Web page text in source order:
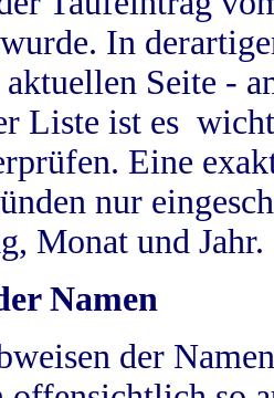
In
Seite -
Liste ist es
Eine
nur
Monat und Jahr.
Namen
der